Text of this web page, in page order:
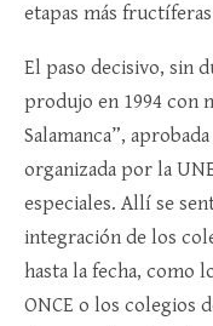
etapas más
El paso decisivo, sin
produjo en 1994 con
Salamanca”,
organizada por la
especiales. Allí se
integración de los
hasta la fecha, como
ONCE o los colegios